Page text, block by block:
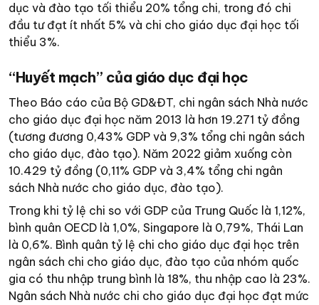
dục và đào tạo tối thiểu 20% tổng chi, trong đó chi
đầu tư đạt ít nhất 5% và chi cho giáo dục đại học tối
thiểu 3%.
“Huyết mạch” của giáo dục đại học
Theo Báo cáo của Bộ GD&ĐT, chi ngân sách Nhà nước
cho giáo dục đại học năm 2013 là hơn 19.271 tỷ đồng
(tương đương 0,43% GDP và 9,3% tổng chi ngân sách
cho giáo dục, đào tạo). Năm 2022 giảm xuống còn
10.429 tỷ đồng (0,11% GDP và 3,4% tổng chi ngân
sách Nhà nước cho giáo dục, đào tạo).
Trong khi tỷ lệ chi so với GDP của Trung Quốc là 1,12%,
bình quân OECD là 1,0%, Singapore là 0,79%, Thái Lan
là 0,6%. Bình quân tỷ lệ chi cho giáo dục đại học trên
ngân sách chi cho giáo dục, đào tạo của nhóm quốc
gia có thu nhập trung bình là 18%, thu nhập cao là 23%.
Ngân sách Nhà nước chi cho giáo dục đại học đạt mức